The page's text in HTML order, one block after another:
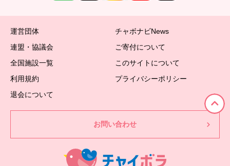
運営団体
チャボナビNews
連盟・協議会
ご寄付について
全国施設一覧
このサイトについて
利用規約
プライバシーポリシー
退会について
お問い合わせ